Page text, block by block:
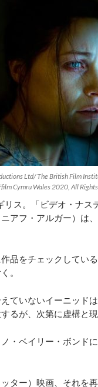
Ltd/ The British Film
Cymru Wales 2020, All
ス。「ビデオ・ナス
アフ・アルガー）は
品をチェックしてい
。
ていないイーニッド
るが、次第に虚構と
・ベイリー・ボンド
ター）映画、それを